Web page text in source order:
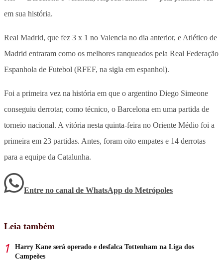
em sua história.
Real Madrid, que fez 3 x 1 no Valencia no dia anterior, e Atlético de
Madrid entraram como os melhores ranqueados pela Real Federação
Espanhola de Futebol (RFEF, na sigla em espanhol).
Foi a primeira vez na história em que o argentino Diego Simeone
conseguiu derrotar, como técnico, o Barcelona em uma partida de
torneio nacional. A vitória nesta quinta-feira no Oriente Médio foi a
primeira em 23 partidas. Antes, foram oito empates e 14 derrotas
para a equipe da Catalunha.
Entre no canal de WhatsApp do Metrópoles
Leia também
Harry Kane será operado e desfalca Tottenham na Liga dos
Campeões